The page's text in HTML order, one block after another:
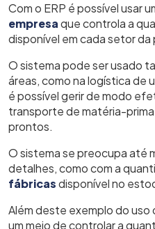
Com o ERP é possível usar
empresaque controla a
disponível em cada setor
O sistema pode ser usado
áreas, como na logística de
é possível gerir de modo
transporte de matéria-
prontos.
O sistema se preocupa até
detalhes, como com a
fábricasdisponível no
Além deste exemplo do uso
um meio de controlar a